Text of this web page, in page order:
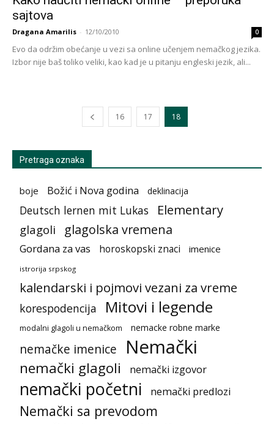
sajtova
Dragana Amarilis - 12/10/2010 0
Evo da održim obećanje u vezi sa online učenjem nemačkog jezika.
Izbor nije baš toliko veliki, kao kad je u pitanju engleski jezik, ali...
16 17 18
Pretraga oznaka
boje Božić i Nova godina deklinacija
Deutsch lernen mit Lukas Elementary
glagoli glagolska vremena
Gordana za vas horoskopski znaci imenice
istrorija srpskog
kalendarski i pojmovi vezani za vreme
korespodencija Mitovi i legende
modalni glagoli u nemačkom nemacke robne marke
nemačke imenice Nemački
nemački glagoli nemački izgovor
nemački početni nemački predlozi
Nemački sa prevodom